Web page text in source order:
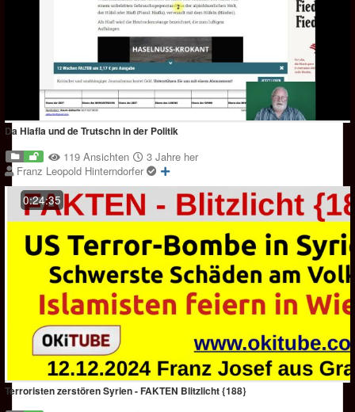
Da Hiafla und de Trutschn in der Politik
119 Ansichten
3 Jahre her
Franz Leopold Hinterndorfer
0:24:35
Terroristen zerstören Syrien - FAKTEN Blitzlicht {188}